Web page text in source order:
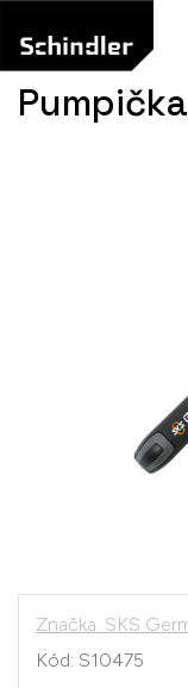
obsah
Značka: SKS
Kód: S10475